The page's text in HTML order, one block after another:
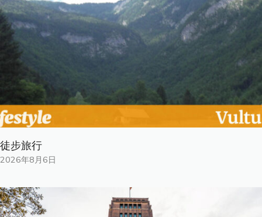
徒步旅行
2026年8月6日